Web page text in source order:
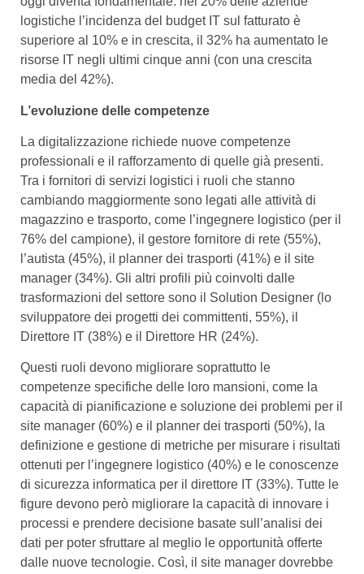
logistiche l’incidenza del budget IT sul fatturato è
superiore al 10% e in crescita, il 32% ha aumentato le
risorse IT negli ultimi cinque anni (con una crescita
media del 42%).
L’evoluzione delle competenze
La digitalizzazione richiede nuove competenze
professionali e il rafforzamento di quelle già presenti.
Tra i fornitori di servizi logistici i ruoli che stanno
cambiando maggiormente sono legati alle attività di
magazzino e trasporto, come l’ingegnere logistico (per il
76% del campione), il gestore fornitore di rete (55%),
l’autista (45%), il planner dei trasporti (41%) e il site
manager (34%). Gli altri profili più coinvolti dalle
trasformazioni del settore sono il Solution Designer (lo
sviluppatore dei progetti dei committenti, 55%), il
Direttore IT (38%) e il Direttore HR (24%).
Questi ruoli devono migliorare soprattutto le
competenze specifiche delle loro mansioni, come la
capacità di pianificazione e soluzione dei problemi per il
site manager (60%) e il planner dei trasporti (50%), la
definizione e gestione di metriche per misurare i risultati
ottenuti per l’ingegnere logistico (40%) e le conoscenze
di sicurezza informatica per il direttore IT (33%). Tutte le
figure devono però migliorare la capacità di innovare i
processi e prendere decisione basate sull’analisi dei
dati per poter sfruttare al meglio le opportunità offerte
dalle nuove tecnologie. Così, il site manager dovrebbe